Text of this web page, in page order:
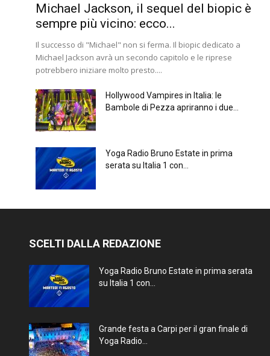
Michael Jackson, il sequel del biopic è
sempre più vicino: ecco...
Il successo di "Michael" non si ferma. Il biopic dedicato a
Michael Jackson avrà un secondo capitolo e le riprese
potrebbero iniziare molto presto....
Hollywood Vampires in Italia: le
Bambole di Pezza apriranno i due...
Yoga Radio Bruno Estate in prima
serata su Italia 1 con...
SCELTI DALLA REDAZIONE
Yoga Radio Bruno Estate in prima serata
su Italia 1 con...
Grande festa a Carpi per il gran finale di
Yoga Radio...